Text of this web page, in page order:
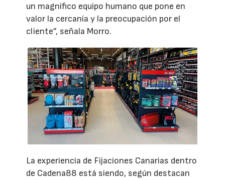
un magnífico equipo humano que pone en
valor la cercanía y la preocupación por el
cliente”, señala Morro.
La experiencia de Fijaciones Canarias dentro
de Cadena88 está siendo, según destacan